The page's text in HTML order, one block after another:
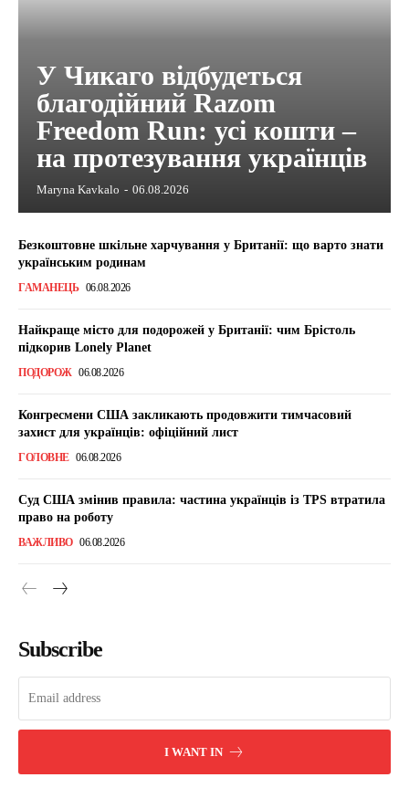
У Чикаго відбудеться
благодійний Razom
Freedom Run: усі кошти –
на протезування українців
Maryna Kavkalo - 06.08.2026
Безкоштовне шкільне харчування у Британії: що варто знати
українським родинам
ГАМАНЕЦЬ 06.08.2026
Найкраще місто для подорожей у Британії: чим Брістоль
підкорив Lonely Planet
ПОДОРОЖ 06.08.2026
Конгресмени США закликають продовжити тимчасовий
захист для українців: офіційний лист
ГОЛОВНЕ 06.08.2026
Суд США змінив правила: частина українців із TPS втратила
право на роботу
ВАЖЛИВО 06.08.2026
Subscribe
I WANT IN